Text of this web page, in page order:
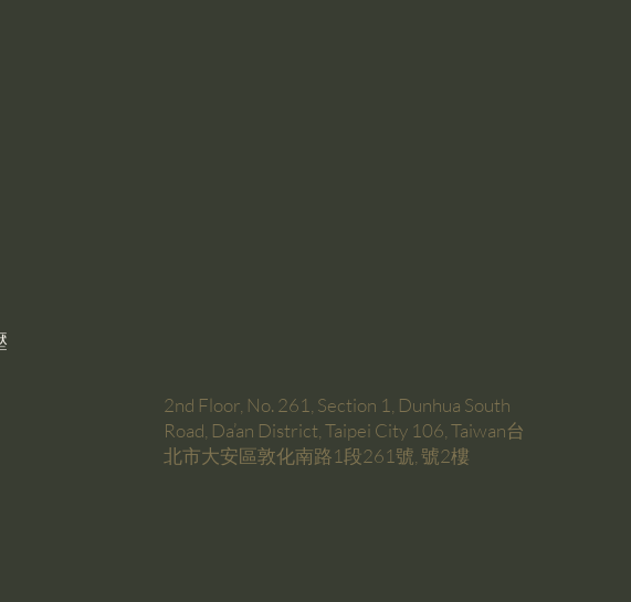
2nd Floor, No. 261, Section 1, Dunhua South
Road, Da’an District, Taipei City 106, Taiwan台
北市大安區敦化南路1段261號, 號2樓